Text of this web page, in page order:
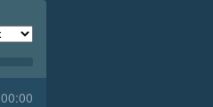
00:00